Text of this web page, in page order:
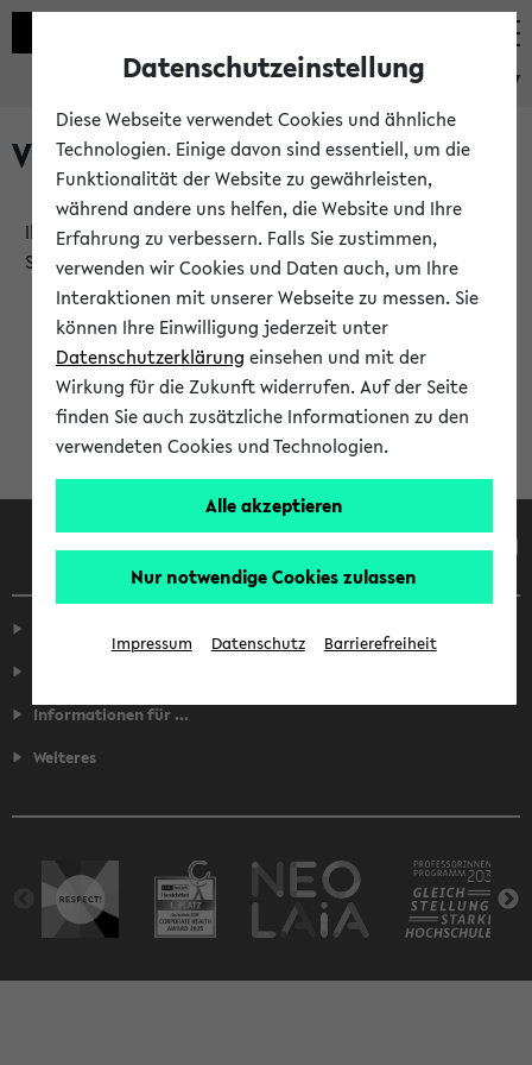
eKVV
Verlauf
Ihr Verlauf ist leer. Er wird sich im Verlauf Ihrer eKVV
Sitzung füllen.
Informationen für ...
Weiteres
Datenschutzeinstellung
Diese Webseite verwendet Cookies und ähnliche
Technologien. Einige davon sind essentiell, um die
Funktionalität der Website zu gewährleisten,
während andere uns helfen, die Website und Ihre
Erfahrung zu verbessern. Falls Sie zustimmen,
verwenden wir Cookies und Daten auch, um Ihre
Interaktionen mit unserer Webseite zu messen. Sie
können Ihre Einwilligung jederzeit unter
Datenschutzerklärung einsehen und mit der
Wirkung für die Zukunft widerrufen. Auf der Seite
finden Sie auch zusätzliche Informationen zu den
verwendeten Cookies und Technologien.
Alle akzeptieren
Nur notwendige Cookies zulassen
Impressum Datenschutz Barrierefreiheit